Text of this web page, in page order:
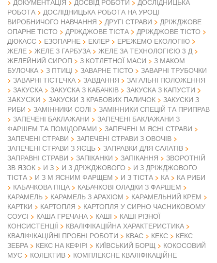
ДОКУМЕНТАЦІЯ
ДОСВІД РОБОТИ
ДОСЛІДНИЦЬКА
РОБОТА
ДОСЛІДНИЦЬКА РОБОТА НА УРОЦІ
ВИРОБНИЧОГО НАВЧАННЯ
ДРУГІ СТРАВИ
ДРІЖДЖОВЕ
ОПАРНЕ ТІСТО
ДРІЖДЖОВЕ ТІСТА
ДРІЖДЖОВЕ ТІСТО
ДЮКАСС
ЕЗОПАРНЕ ЕКЛЕР
ЕРЕЖЕМО ЕКОЛОГІЮ
ЖЕЛЕ
ЖЕЛЕ З ГАРБУЗА
ЖЕЛЕ ЗА ТЕХНОЛОГІЄЮ 3 Д
ЖЕЛЕЙНИЙ СИРОП
З КОТЛЕТНОЇ МАСИ
З МАКОМ
БУЛОЧКА
З ПТИЦІ ЗАВАРНЕ ТІСТО
ЗАВАРНІ ТРУБОЧКИ
ЗАВАРНІ ТІСТЕЧКА
ЗАВДАННЯ
ЗАГАЛЬНІ ПОЛОЖЕННЯ
ЗАКУСКА
ЗАКУСКА З КАБАЧКІВ ЗАКУСКА З КАПУСТИ
ЗАКУСКИ ЗАКУСКИ З КРАБОВИХ ПАЛИЧОК
ЗАКУСКИ З
РИБИ
ЗАМІННИКИ СОЛІ
ЗАМІННИКИ СПЕЦІЙ ТА ПРИПРАВ
ЗАПЕЧЕНІ БАКЛАЖАНИ
ЗАПЕЧЕНІ БАКЛАЖАНИ З
ФАРШЕМ ТА ПОМІДОРАМИ
ЗАПЕЧЕНІ М ЯСНІ СТРАВИ
ЗАПЕЧЕНІ СТРАВИ
ЗАПЕЧЕНІ СТРАВИ З ОВОЧІВ
ЗАПЕЧЕНІ СТРАВИ З ЯЄЦЬ
ЗАПРАВКИ ДЛЯ САЛАТІВ
ЗАПРАВНІ СТРАВИ
ЗАПІКАНКИ ЗАПІКАННЯ
ЗВОРОТНІЙ
ЗВ ЯЗОК
И З И З ДРІЖДЖОВОГО
И З ДРІЖДЖОВОГО
ТІСТА
И З М ЯСНИМ ФАРЩЕМ И З ТІСТА КА
КА РИБИ
КАБАЧКОВА ПІЦА
КАБАЧКОВІ ОЛАДКИ З ФАРШЕМ
КАРАМЕЛЬ
КАРАМЕЛЬ З АРАХІОМ
КАРАМЕЛЬНИЙ КРЕМ
КАРТКИ
КАРТОПЛЯ
КАРТОПЛЯ У СИРНО ЧАСНИКОВОМУ
СОУСІ
КАША ГРЕЧАНА КАШІ
КАШІ РІЗНОЇ
КОНСИСТЕНЦІЇ
КВАЛІФІКАЦІЙНА ХАРАКТЕРИСТИКА
КВАЛІФІКАЦІЙНІ ПРОБНІ РОБОТИ
КВАС КЕКС
КЕКС
ЗЕБРА
КЕКС НА КЕФІРІ КИЇВСЬКИЙ БОРЩ
КОКОСОВИЙ
МУС
КОЛЕКТИВ
КОМПЛЕКСНЕ КВАЛІФІКАЦІЙНЕ